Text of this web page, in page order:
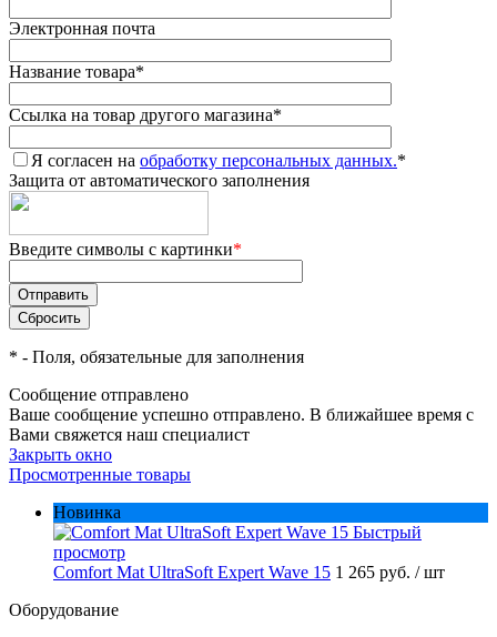
Электронная почта
Название товара*
Ссылка на товар другого магазина*
Я согласен на обработку персональных данных.*
Защита от автоматического заполнения
Введите символы с картинки*
* - Поля, обязательные для заполнения
Сообщение отправлено
Ваше сообщение успешно отправлено. В ближайшее время с
Вами свяжется наш специалист
Закрыть окно
Просмотренные товары
Новинка
Быстрый
просмотр
Comfort Mat UltraSoft Expert Wave 15 1 265 руб. / шт
Оборудование